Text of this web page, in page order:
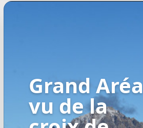
Grand Aréa
vu de la